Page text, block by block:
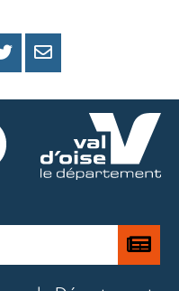
PARTAGER
PARTAGER
MAIL
Je